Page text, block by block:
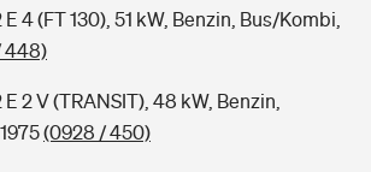
4 (FT 130), 51 kW, Benzin, Bus/Kombi,
448)
2 V (TRANSIT), 48 kW, Benzin,
(0928 / 450)